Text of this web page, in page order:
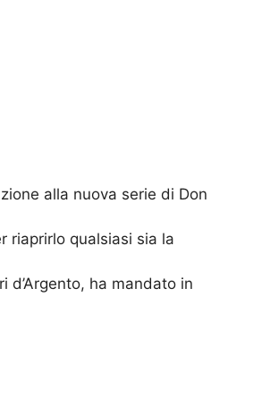
alla nuova serie di Don
riaprirlo qualsiasi sia la
ha mandato in